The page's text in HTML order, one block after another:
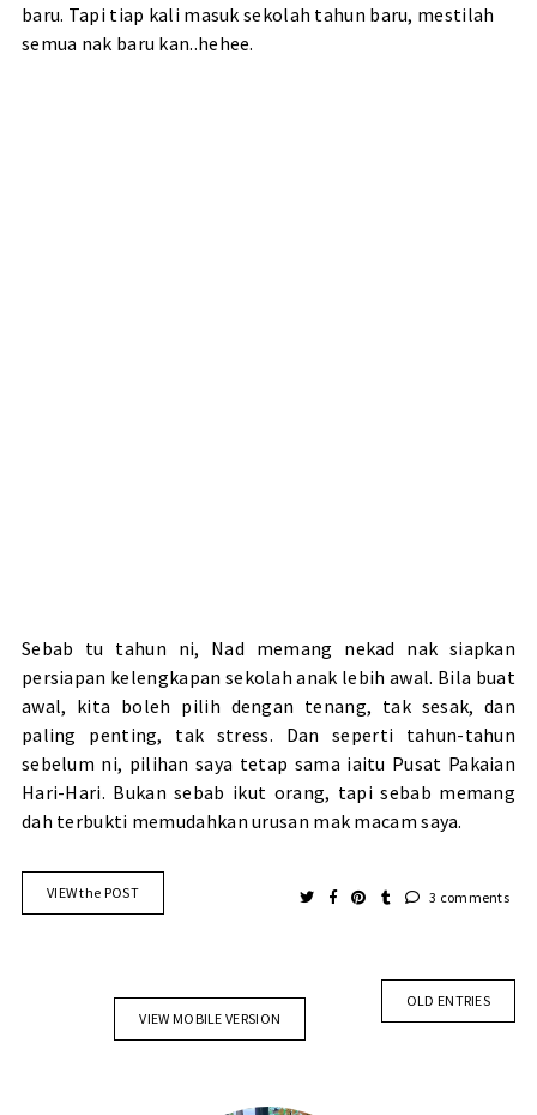
baru. Tapi tiap kali masuk sekolah tahun baru, mestilah
semua nak baru kan..hehee.
Sebab tu tahun ni, Nad memang nekad nak siapkan
persiapan kelengkapan sekolah anak lebih awal. Bila buat
awal, kita boleh pilih dengan tenang, tak sesak, dan
paling penting, tak stress. Dan seperti tahun-tahun
sebelum ni, pilihan saya tetap sama iaitu Pusat Pakaian
Hari-Hari. Bukan sebab ikut orang, tapi sebab memang
dah terbukti memudahkan urusan mak macam saya.
VIEW the POST 3 comments
OLD ENTRIES
VIEW MOBILE VERSION